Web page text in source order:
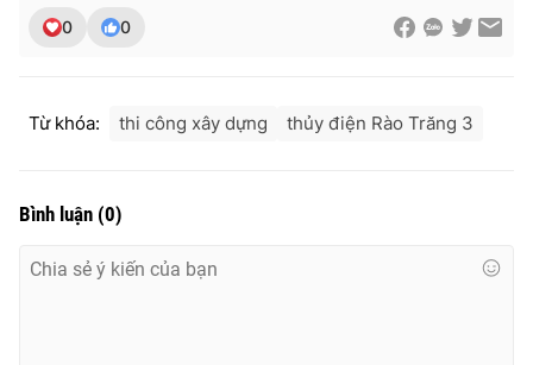
0 0
Từ khóa: thi công xây dựng thủy điện Rào Trăng 3
Bình luận (0)